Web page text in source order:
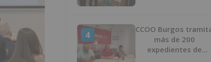
4
CCOO Burgos
más de 200
expedientes de